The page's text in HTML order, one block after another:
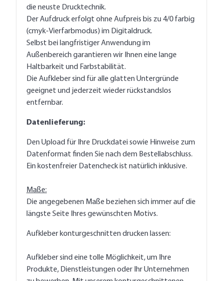
die neuste Drucktechnik.
Der Aufdruck erfolgt ohne Aufpreis bis zu 4/0 farbig
(cmyk-Vierfarbmodus) im Digitaldruck.
Selbst bei langfristiger Anwendung im
Außenbereich garantieren wir Ihnen eine lange
Haltbarkeit und Farbstabilität.
Die Aufkleber sind für alle glatten Untergründe
geeignet und jederzeit wieder rückstandslos
entfernbar.
Datenlieferung:
Den Upload für Ihre Druckdatei sowie Hinweise zum
Datenformat finden Sie nach dem Bestellabschluss.
Ein kostenfreier Datencheck ist natürlich inklusive.
Maße:
Die angegebenen Maße beziehen sich immer auf die
längste Seite Ihres gewünschten Motivs.
Aufkleber konturgeschnitten drucken lassen:
Aufkleber sind eine tolle Möglichkeit, um Ihre
Produkte, Dienstleistungen oder Ihr Unternehmen